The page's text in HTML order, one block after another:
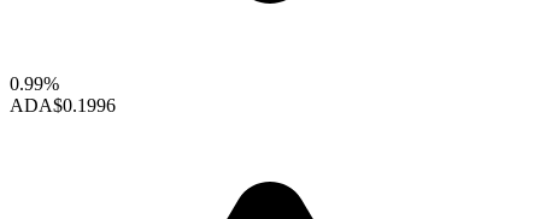
0.99%
ADA$0.1996